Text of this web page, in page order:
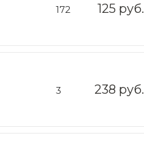
172 125 руб.
3 238 руб.